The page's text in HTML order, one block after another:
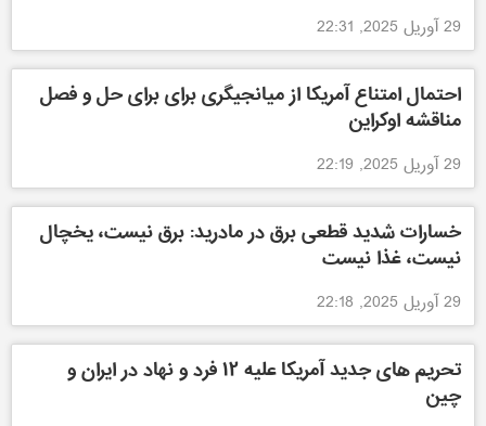
29 آوریل 2025, 22:31
احتمال امتناع آمریکا از میانجیگری برای برای حل و فصل
مناقشه اوکراین
29 آوریل 2025, 22:19
خسارات شدید قطعی برق در مادرید: برق نیست، یخچال
نیست، غذا نیست
29 آوریل 2025, 22:18
تحریم های جدید آمریکا علیه ۱۲ فرد و نهاد در ایران و
چین